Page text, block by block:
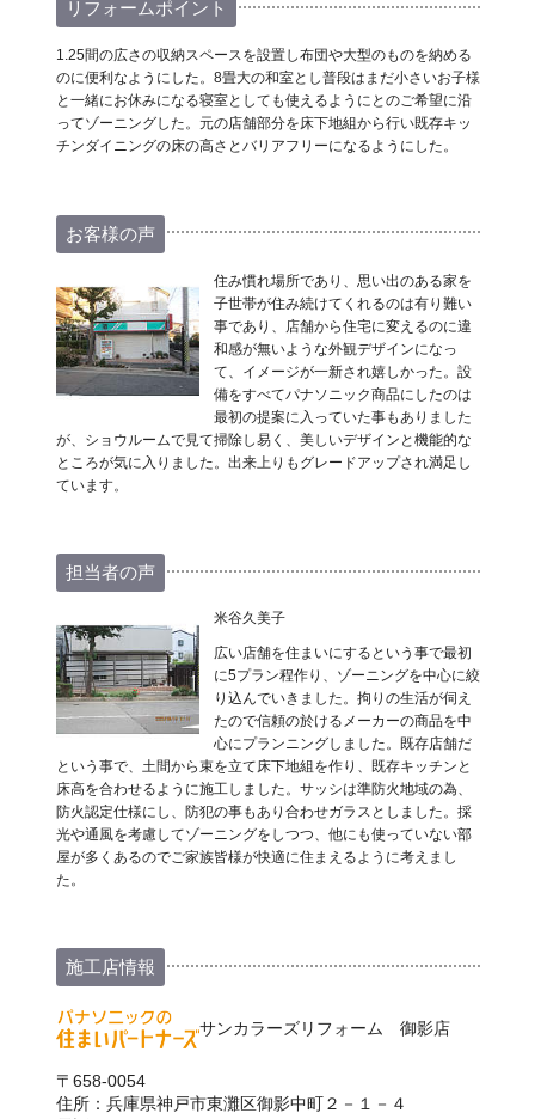
リフォームポイント
1.25間の広さの収納スペースを設置し布団や大型のものを納める
のに便利なようにした。8畳大の和室とし普段はまだ小さいお子様
と一緒にお休みになる寝室としても使えるようにとのご希望に沿
ってゾーニングした。元の店舗部分を床下地組から行い既存キッ
チンダイニングの床の高さとバリアフリーになるようにした。
お客様の声
住み慣れ場所であり、思い出のある家を
子世帯が住み続けてくれるのは有り難い
事であり、店舗から住宅に変えるのに違
和感が無いような外観デザインになっ
て、イメージが一新され嬉しかった。設
備をすべてパナソニック商品にしたのは
最初の提案に入っていた事もありました
が、ショウルームで見て掃除し易く、美しいデザインと機能的な
ところが気に入りました。出来上りもグレードアップされ満足し
ています。
担当者の声
米谷久美子
広い店舗を住まいにするという事で最初
に5プラン程作り、ゾーニングを中心に絞
り込んでいきました。拘りの生活が伺え
たので信頼の於けるメーカーの商品を中
心にプランニングしました。既存店舗だ
という事で、土間から束を立て床下地組を作り、既存キッチンと
床高を合わせるように施工しました。サッシは準防火地域の為、
防火認定仕様にし、防犯の事もあり合わせガラスとしました。採
光や通風を考慮してゾーニングをしつつ、他にも使っていない部
屋が多くあるのでご家族皆様が快適に住まえるように考えまし
た。
施工店情報
サンカラーズリフォーム 御影店
〒658-0054
住所：兵庫県神戸市東灘区御影中町２－１－４